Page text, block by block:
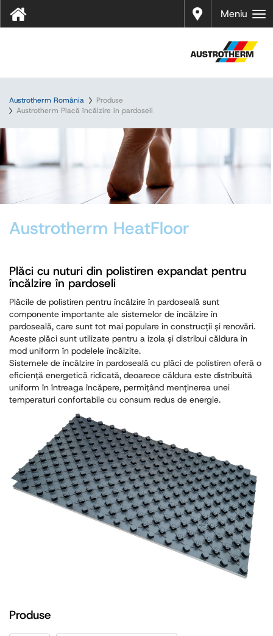
Distrib
uitori
Meniu
Austrotherm România
Produse
Austrotherm Placă încălzire in pardoseli
Austrotherm HeatFloor
Plăci cu nuturi din polistiren expandat pentru
încălzire în pardoseli
Plăcile de polistiren pentru încălzire în pardoseală sunt
componente importante ale sistemelor de încălzire în
pardoseală, care sunt tot mai populare în construcții și renovări.
Aceste plăci sunt utilizate pentru a izola și distribui căldura în
mod uniform în podelele încălzite.
Sistemele de încălzire în pardoseală cu plăci de polistiren oferă o
eficiență energetică ridicată, deoarece căldura este distribuită
uniform în întreaga încăpere, permițând menținerea unei
temperaturi confortabile cu consum redus de energie.
Produse